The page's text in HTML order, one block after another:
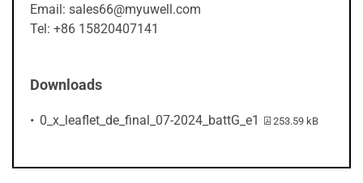
Email: sales66@myuwell.com
Tel: +86 15820407141
Downloads
0_x_leaflet_de_final_07-2024_battG_e1 PDF-Datei:
253.59 kB